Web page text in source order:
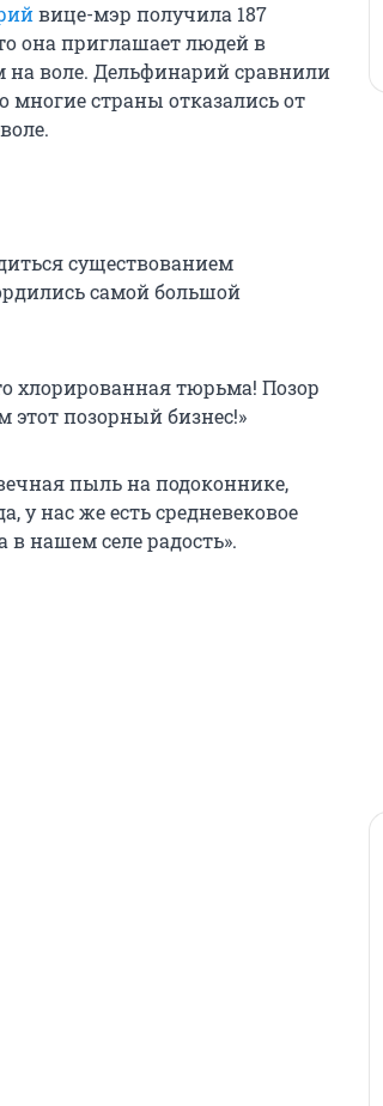
вице-мэр получила 187
она приглашает людей в
на воле. Дельфинарий сравнили
страны отказались от
существованием
самой большой
хлорированная тюрьма! Позор
позорный бизнес!»
пыль на подоконнике,
у нас же есть средневековое
в нашем селе радость».